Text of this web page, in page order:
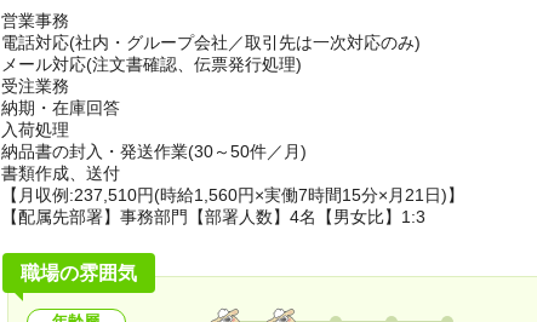
営業事務
電話対応(社内・グループ会社／取引先は一次対応のみ)
メール対応(注文書確認、伝票発行処理)
受注業務
納期・在庫回答
入荷処理
納品書の封入・発送作業(30～50件／月)
書類作成、送付
【月収例:237,510円(時給1,560円×実働7時間15分×月21日)】
【配属先部署】事務部門【部署人数】4名【男女比】1:3
職場の雰囲気